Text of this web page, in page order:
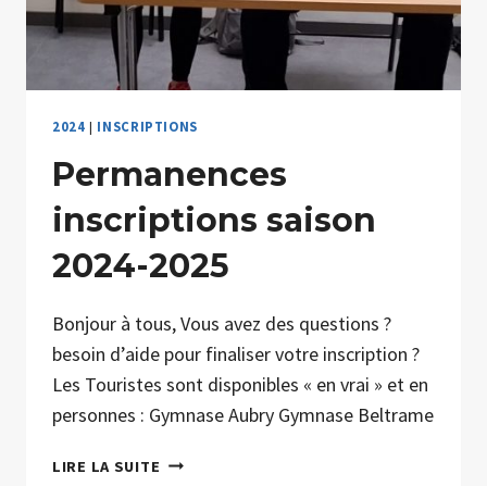
2024 | INSCRIPTIONS
Permanences
inscriptions saison
2024-2025
Bonjour à tous, Vous avez des questions ?
besoin d’aide pour finaliser votre inscription ?
Les Touristes sont disponibles « en vrai » et en
personnes : Gymnase Aubry Gymnase Beltrame
LIRE LA SUITE PERMANENCES